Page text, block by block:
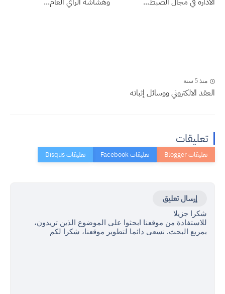
منذ 5 سنة
العقد الالكتروني ووسائل إثباته
تعليقات
إرسال تعليق
شكرا جزيلا
للاستفادة من موقعنا ابحثوا على الموضوع الذين تريدون،
بمربع البحث. نسعى دائما لتطوير موقعنا، شكرا لكم